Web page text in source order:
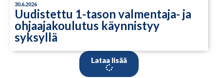
30.6.2026
Uudistettu 1-tason valmentaja- ja
ohjaajakoulutus käynnistyy
syksyllä
Lataa lisää